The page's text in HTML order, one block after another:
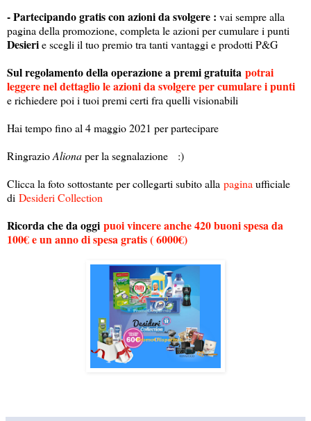
- Partecipando gratis con azioni da svolgere : vai sempre alla
pagina della promozione, completa le azioni per cumulare i punti
Desierie scegli il tuo premio tra tanti vantaggi e prodotti P&G
Sul regolamento della operazione a premi gratuita potrai
leggere nel dettaglio le azioni da svolgere per cumulare i punti
e richiedere poi i tuoi premi certi fra quelli visionabili
Hai tempo fino al 4 maggio 2021 per partecipare
RingrazioAlionaper la segnalazione :)
Clicca la foto sottostante per collegarti subito alla pagina ufficiale
di Desideri Collection
Ricorda che da oggi puoi vincere anche 420 buoni spesa da
100€ e un anno di spesa gratis ( 6000€)